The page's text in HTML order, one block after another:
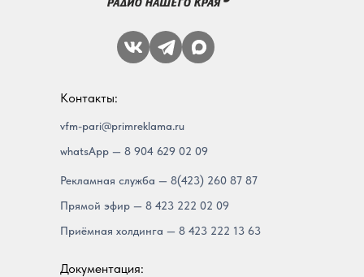
Контакты:
Документация:
vfm-pari@primreklama.ru
whatsApp — 8 904 629 02 09
Рекламная служба — 8(423) 260 87 87
Прямой эфир — 8 423 222 02 09
Приёмная холдинга — 8 423 222 13 63